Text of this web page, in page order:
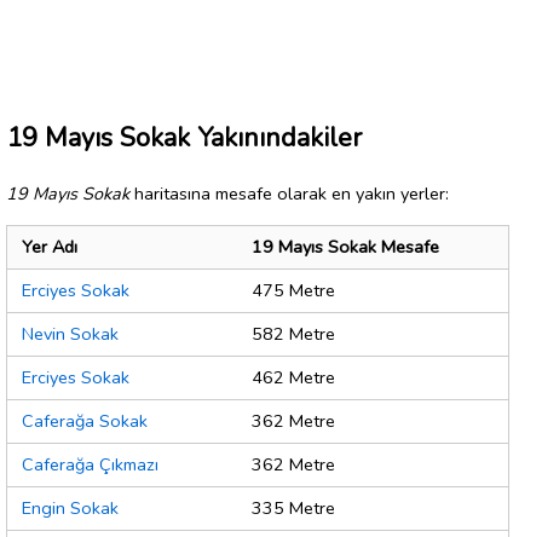
19 Mayıs Sokak Yakınındakiler
19 Mayıs Sokakharitasına mesafe olarak en yakın yerler:
Yer Adı
19 Mayıs Sokak Mesafe
Erciyes Sokak
475 Metre
Nevin Sokak
582 Metre
Erciyes Sokak
462 Metre
Caferağa Sokak
362 Metre
Caferağa Çıkmazı
362 Metre
Engin Sokak
335 Metre